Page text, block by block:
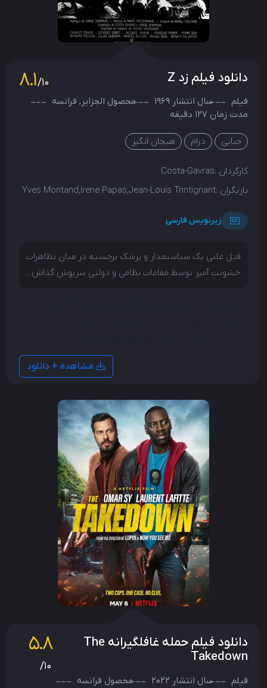
دانلود فیلم زد Z 8.1/10
فیلم سال انتشار 1969 محصول الجزایر , فرانسه
مدت زمان 127 دقیقه
جنایی درام هیجان انگیز
کارگردان :Costa-Gavras
بازیگران :Yves Montand,Irene Papas,Jean-Louis Trintignant
زیرنویس فارسی
قتل علنی یک سیاستمدار و پزشک برجسته در میان تظاهرات
خشونت آمیز توسط مقامات نظامی و دولتی سرپوش گذاش...
مشاهده + دانلود
دانلود فیلم حمله غافلگیرانه The
Takedown
5.8
/10
فیلم سال انتشار 2022 محصول فرانسه